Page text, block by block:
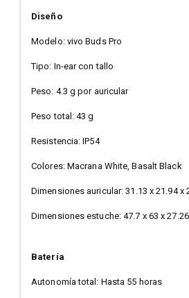
Diseño
Modelo: vivo Buds Pro
Tipo: In-ear con tallo
Peso: 4.3 g por auricular
Peso total: 43 g
Resistencia: IP54
Colores: Macrana White, Basalt Black
Dimensiones auricular: 31.13 x 21.94 x
Dimensiones estuche: 47.7 x 63 x
Batería
Autonomía total: Hasta 55 horas